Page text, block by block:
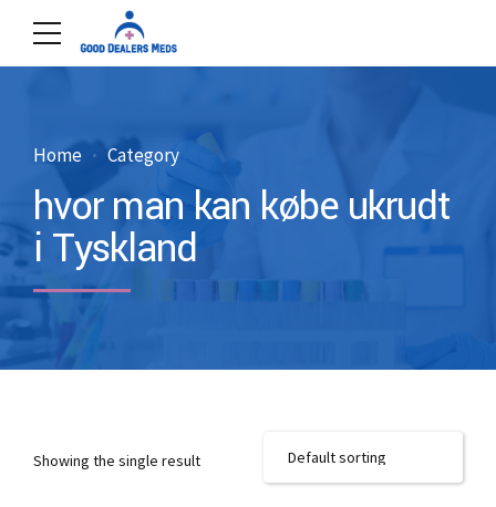
Home Category
hvor man kan købe ukrudt
i Tyskland
Showing the single result